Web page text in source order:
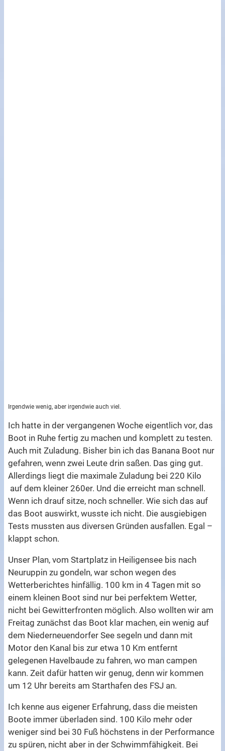
Irgendwie wenig, aber irgendwie auch viel.
Ich hatte in der vergangenen Woche eigentlich vor, das
Boot in Ruhe fertig zu machen und komplett zu testen.
Auch mit Zuladung. Bisher bin ich das Banana Boot nur
gefahren, wenn zwei Leute drin saßen. Das ging gut.
Allerdings liegt die maximale Zuladung bei 220 Kilo
auf dem kleiner 260er. Und die erreicht man schnell.
Wenn ich drauf sitze, noch schneller. Wie sich das auf
das Boot auswirkt, wusste ich nicht. Die ausgiebigen
Tests mussten aus diversen Gründen ausfallen. Egal –
klappt schon.
Unser Plan, vom Startplatz in Heiligensee bis nach
Neuruppin zu gondeln, war schon wegen des
Wetterberichtes hinfällig. 100 km in 4 Tagen mit so
einem kleinen Boot sind nur bei perfektem Wetter,
nicht bei Gewitterfronten möglich. Also wollten wir am
Freitag zunächst das Boot klar machen, ein wenig auf
dem Niederneuendorfer See segeln und dann mit
Motor den Kanal bis zur etwa 10 Km entfernt
gelegenen Havelbaude zu fahren, wo man campen
kann. Zeit dafür hatten wir genug, denn wir kommen
um 12 Uhr bereits am Starthafen des FSJ an.
Ich kenne aus eigener Erfahrung, dass die meisten
Boote immer überladen sind. 100 Kilo mehr oder
weniger sind bei 30 Fuß höchstens in der Performance
zu spüren, nicht aber in der Schwimmfähigkeit. Bei